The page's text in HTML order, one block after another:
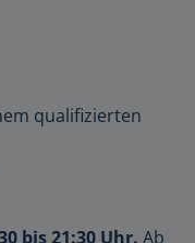
qualifizierten
bis 21:30 Uhr. Ab